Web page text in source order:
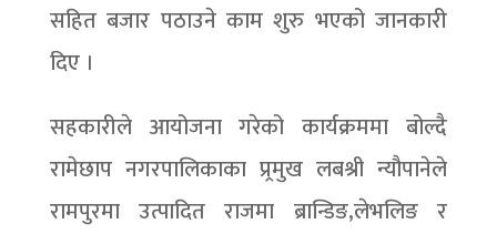
सहित बजार पठाउने काम शुरु भएको जानकारी
दिए ।
सहकारीले आयोजना गरेको कार्यक्रममा बोल्दै
रामेछाप नगरपालिकाका प्र्रमुख लबश्री न्यौपानेले
रामपुरमा उत्पादित राजमा ब्रान्डिङ,लेभलिङ र